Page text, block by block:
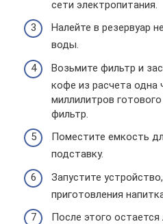
сети электропитания.
Налейте в резервуар
воды.
Возьмите фильтр и
кофе из расчета одна
миллилитров
фильтр.
Поместите емкость
подставку.
Запустите
приготовления
После этого